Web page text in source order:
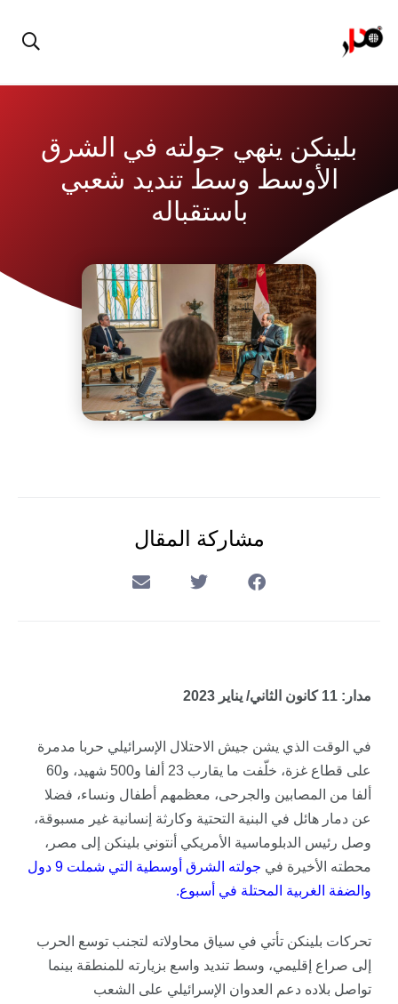
بلينكن ينهي جولته في الشرق
الأوسط وسط تنديد شعبي
باستقباله
مشاركة المقال
مدار: 11 كانون الثاني/ يناير 2023
في الوقت الذي يشن جيش الاحتلال الإسرائيلي حربا مدمرة
على قطاع غزة، خلّفت ما يقارب 23 ألفا و500 شهيد، و60
ألفا من المصابين والجرحى، معظمهم أطفال ونساء، فضلا
عن دمار هائل في البنية التحتية وكارثة إنسانية غير مسبوقة،
وصل رئيس الدبلوماسية الأمريكي أنتوني بلينكن إلى مصر،
محطته الأخيرة في جولته الشرق أوسطية التي شملت
دول
والضفة الغربية المحتلة في أسبوع.
تحركات بلينكن تأتي في سياق محاولاته لتجنب توسع الحرب
إلى صراع إقليمي، وسط تنديد واسع بزيارته للمنطقة بينما
تواصل بلاده دعم العدوان الإسرائيلي على الشعب